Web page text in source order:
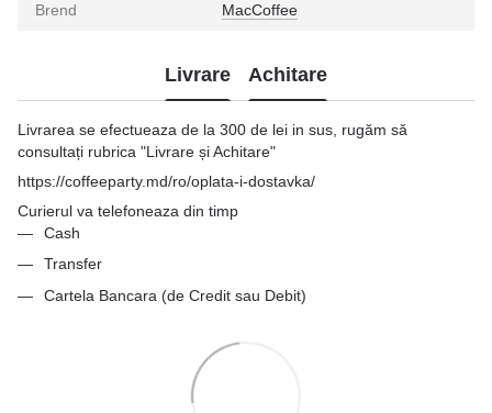
Brend MacCoffee
Livrare Achitare
Livrarea se efectueaza de la 300 de lei in sus, rugăm să
consultați rubrica "Livrare și Achitare"
https://coffeeparty.md/ro/oplata-i-dostavka/
Curierul va telefoneaza din timp
Cash
Transfer
Cartela Bancara (de Credit sau Debit)